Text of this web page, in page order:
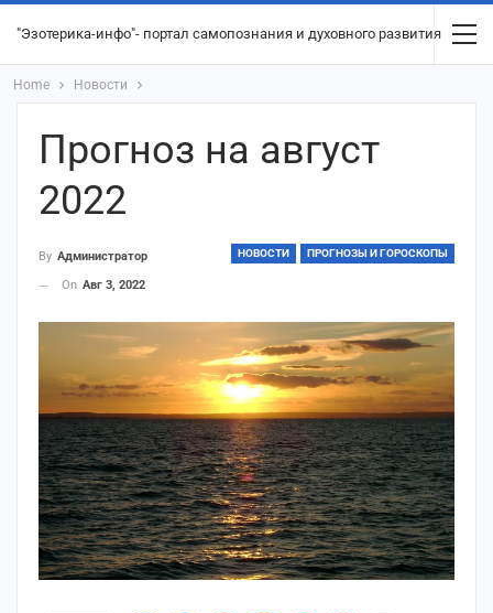
"Эзотерика-инфо"- портал самопознания и духовного развития
Home Новости
Прогноз на август
2022
НОВОСТИ ПРОГНОЗЫ И ГОРОСКОПЫ
By Администратор
On Авг 3, 2022